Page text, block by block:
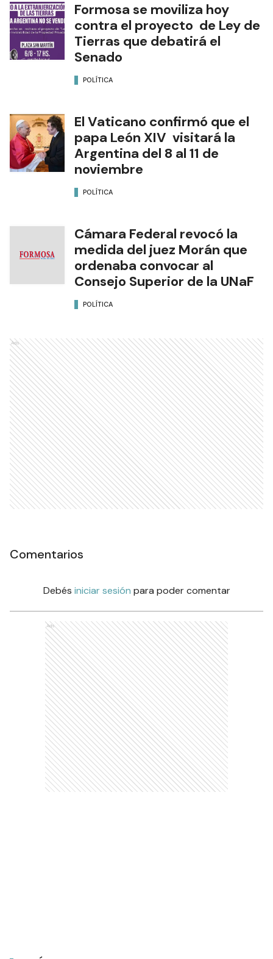
Formosa se moviliza hoy
contra el proyecto de Ley de
Tierras que debatirá el
Senado
POLÍTICA
El Vaticano confirmó que el
papa León XIV visitará la
Argentina del 8 al 11 de
noviembre
POLÍTICA
Cámara Federal revocó la
medida del juez Morán que
ordenaba convocar al
Consejo Superior de la UNaF
POLÍTICA
Ads
Comentarios
Debés iniciar sesión para poder comentar
Ads